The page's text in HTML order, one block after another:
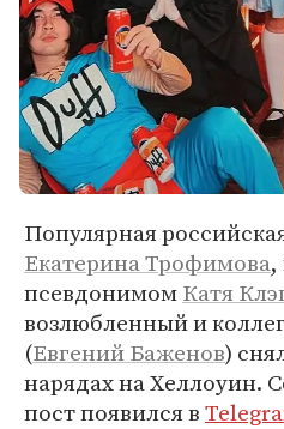
Популярная
Екатерина Трофимова,
псевдонимомКатя
возлюбленный и
(Евгений Баженов)
нарядах на Хеллоуин.
пост появился в